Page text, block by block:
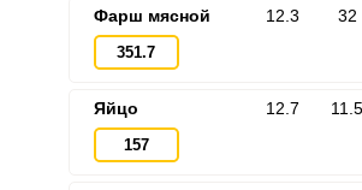
Фарш мясной
351.7
12.3 32
Яйцо
157
12.7 11.5